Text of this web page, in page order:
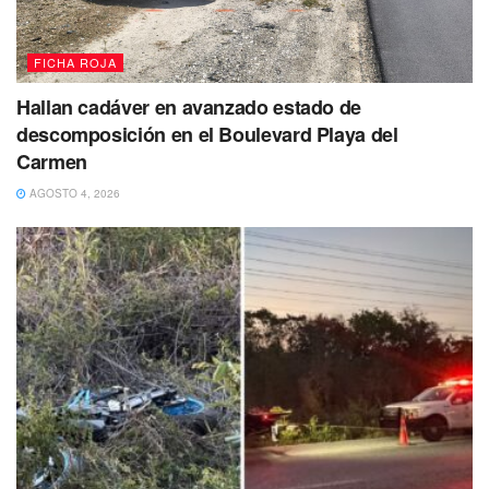
FICHA ROJA
Hallan cadáver en avanzado estado de
descomposición en el Boulevard Playa del
Carmen
AGOSTO 4, 2026